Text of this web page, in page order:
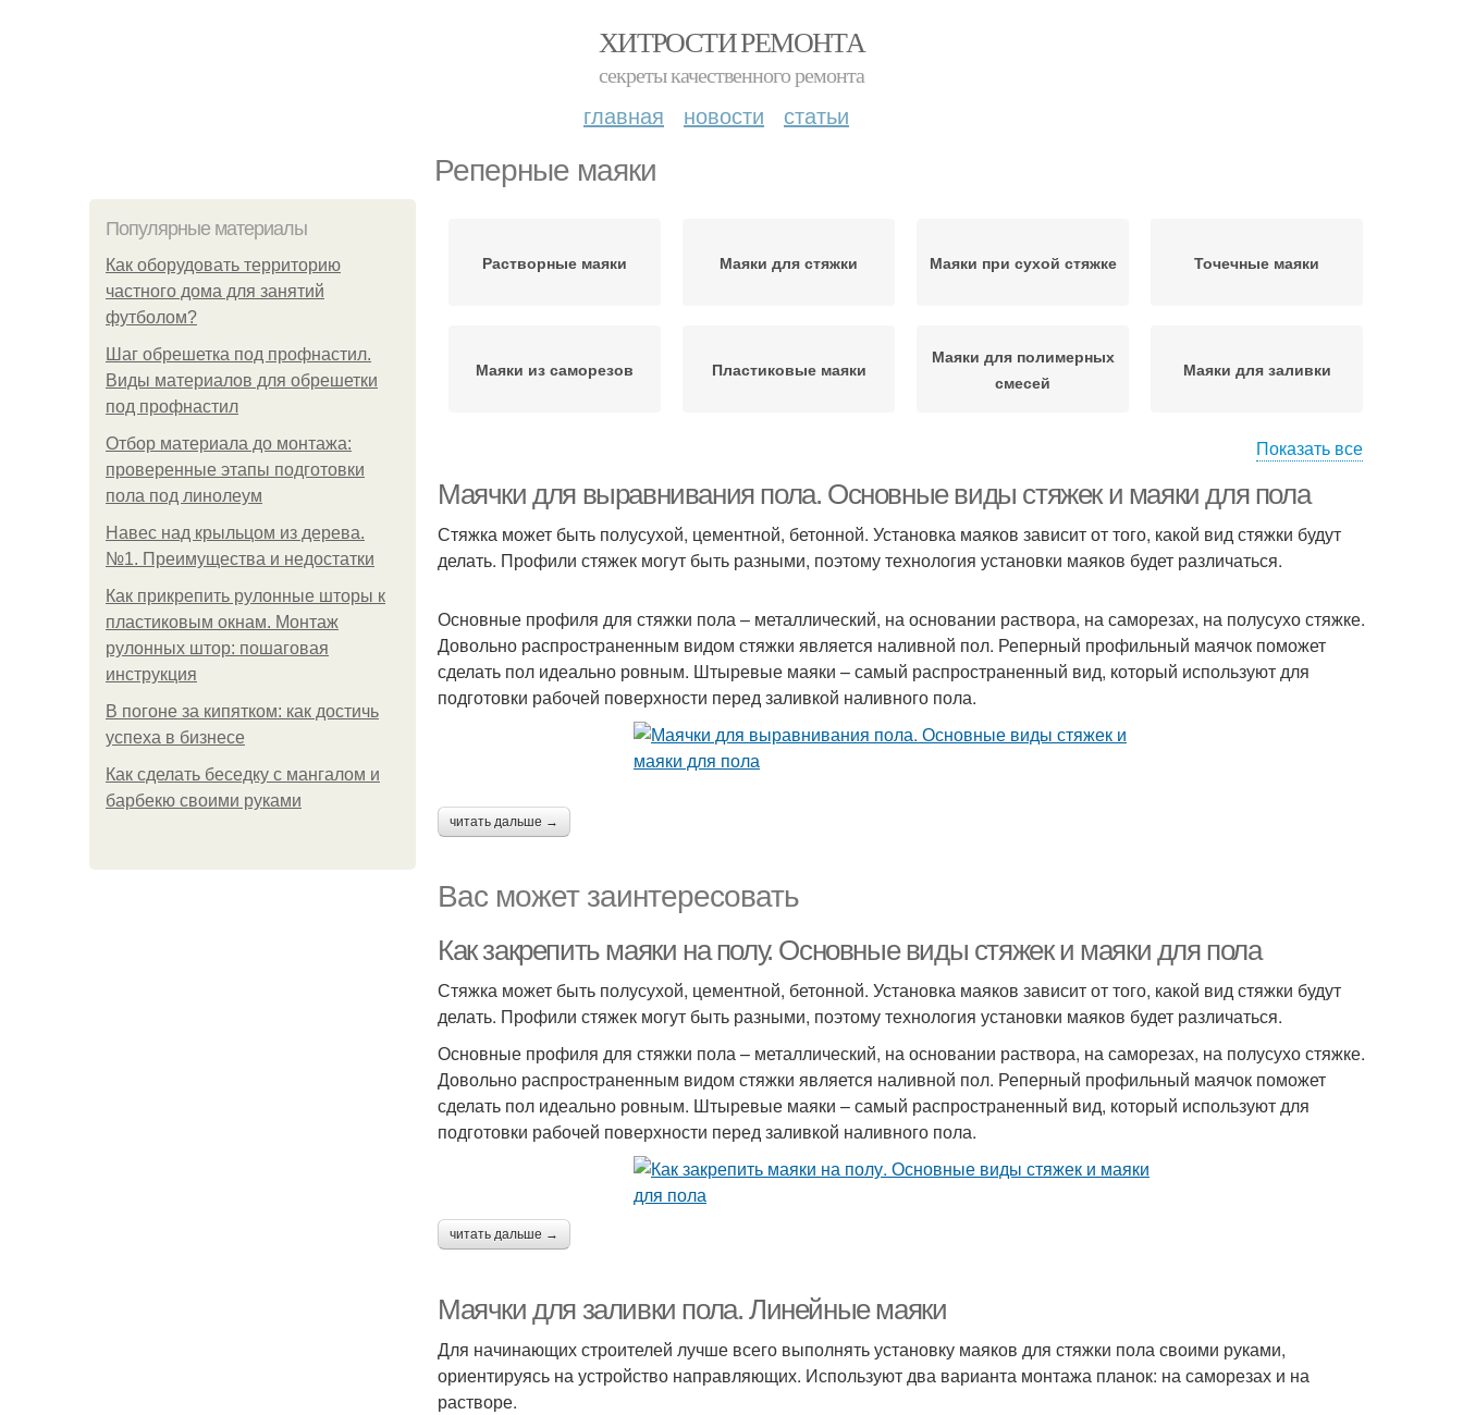
ХИТРОСТИ РЕМОНТА
секреты качественного ремонта
главная новости статьи
Реперные маяки
Популярные материалы
Как оборудовать территорию
частного дома для занятий
футболом?
Шаг обрешетка под профнастил.
Виды материалов для обрешетки
под профнастил
Отбор материала до монтажа:
проверенные этапы подготовки
пола под линолеум
Навес над крыльцом из дерева.
№1. Преимущества и недостатки
Как прикрепить рулонные шторы к
пластиковым окнам. Монтаж
рулонных штор: пошаговая
инструкция
В погоне за кипятком: как достичь
успеха в бизнесе
Как сделать беседку с мангалом и
барбекю своими руками
Растворные маяки Маяки для стяжки Маяки при сухой стяжке Точечные маяки
Маяки из саморезов Пластиковые маяки
Маяки для полимерных
смесей
Маяки для заливки
Показать все
Маячки для выравнивания пола. Основные виды стяжек и маяки для пола
Стяжка может быть полусухой, цементной, бетонной. Установка маяков зависит от того, какой вид стяжки будут
делать. Профили стяжек могут быть разными, поэтому технология установки маяков будет различаться.
Основные профиля для стяжки пола – металлический, на основании раствора, на саморезах, на полусухо стяжке.
Довольно распространенным видом стяжки является наливной пол. Реперный профильный маячок поможет
сделать пол идеально ровным. Штыревые маяки – самый распространенный вид, который используют для
подготовки рабочей поверхности перед заливкой наливного пола.
читать дальше →
Вас может заинтересовать
Как закрепить маяки на полу. Основные виды стяжек и маяки для пола
Стяжка может быть полусухой, цементной, бетонной. Установка маяков зависит от того, какой вид стяжки будут
делать. Профили стяжек могут быть разными, поэтому технология установки маяков будет различаться.
Основные профиля для стяжки пола – металлический, на основании раствора, на саморезах, на полусухо стяжке.
Довольно распространенным видом стяжки является наливной пол. Реперный профильный маячок поможет
сделать пол идеально ровным. Штыревые маяки – самый распространенный вид, который используют для
подготовки рабочей поверхности перед заливкой наливного пола.
читать дальше →
Маячки для заливки пола. Линейные маяки
Для начинающих строителей лучше всего выполнять установку маяков для стяжки пола своими руками,
ориентируясь на устройство направляющих. Используют два варианта монтажа планок: на саморезах и на
растворе.